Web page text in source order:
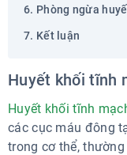
Phòng ngừa
Kết luận
Huyết khối tĩnh
Huyết khối tĩnh
các cục máu đông
trong cơ thể,